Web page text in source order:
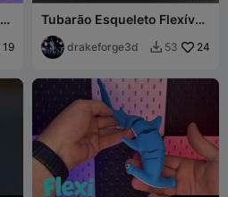
19
Tubarão Esqueleto Flexível
– Brinquedo Articulado do
Oceanodrakeforge3d  53 24